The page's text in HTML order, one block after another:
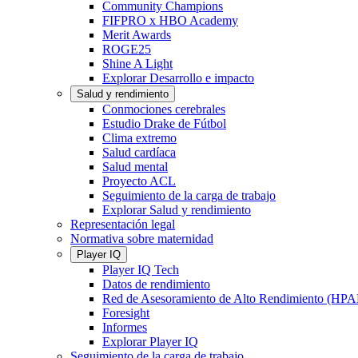
Community Champions
FIFPRO x HBO Academy
Merit Awards
ROGE25
Shine A Light
Explorar Desarrollo e impacto
Salud y rendimiento
Conmociones cerebrales
Estudio Drake de Fútbol
Clima extremo
Salud cardíaca
Salud mental
Proyecto ACL
Seguimiento de la carga de trabajo
Explorar Salud y rendimiento
Representación legal
Normativa sobre maternidad
Player IQ
Player IQ Tech
Datos de rendimiento
Red de Asesoramiento de Alto Rendimiento
Foresight
Informes
Explorar Player IQ